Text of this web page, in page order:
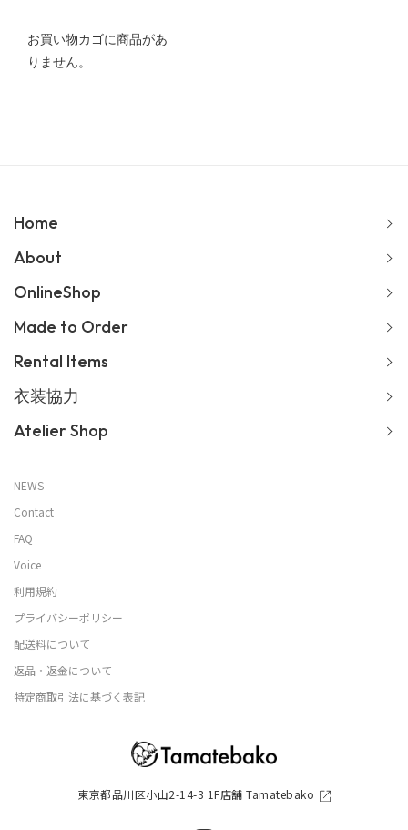
お買い物カゴに商品があ
りません。
東京都品川区小山2-14-3 1F店舗 Tamatebako
Home
About
OnlineShop
Made to Order
Rental Items
衣装協力
Atelier Shop
NEWS
Contact
FAQ
Voice
利用規約
プライバシーポリシー
配送料について
返品・返金について
特定商取引法に基づく表記